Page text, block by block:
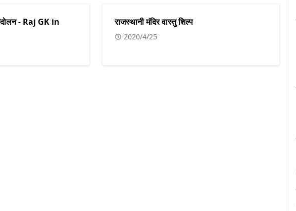
- Raj GK in
राजस्थानी मंदिर वास्तु शिल्प
2020/4/25